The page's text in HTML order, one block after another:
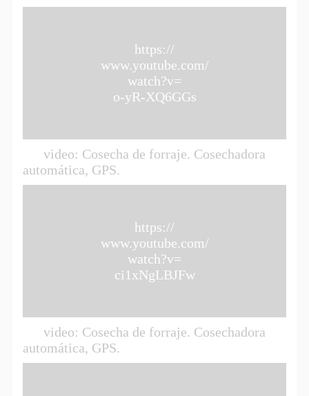
https://
www.youtube.com/
watch?v=
o-yR-XQ6GGs
video: Cosecha de forraje. Cosechadora
automática, GPS.
https://
www.youtube.com/
watch?v=
ci1xNgLBJFw
video: Cosecha de forraje. Cosechadora
automática, GPS.